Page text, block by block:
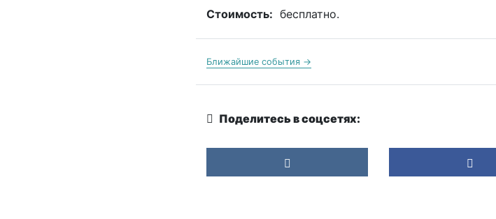
Стоимость: бесплатно.
Ближайшие события →
Поделитесь в соцсетях: